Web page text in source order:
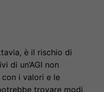
è il rischio di
di un’AGI non
i valori e le
trovare modi